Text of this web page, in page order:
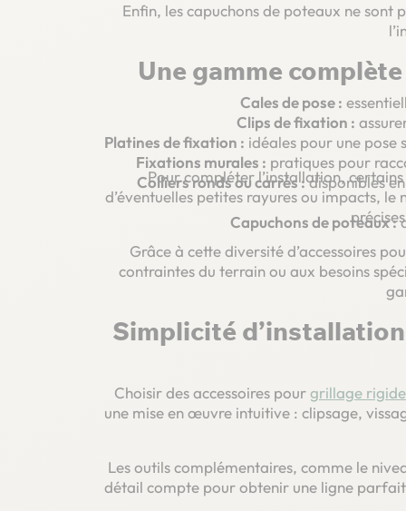
Enfin, les capuchons de poteaux ne
Une gamme
Cales de pose :
Clips de fixation :
Platines de fixation : idéales pour une pose
Fixations murales : pratiques pour
Colliers ronds ou carrés :disponibles
Capuchons de poteaux :
Pour compléter l’installation,
d’éventuelles petites rayures ou impacts,
Grâce à cette diversité d’accessoires
contraintes du terrain ou aux besoins
Simplicité
Choisir des accessoires pourgrillage rigide
une mise en œuvre intuitive : clipsage,
Les outils complémentaires, comme le
détail compte pour obtenir une ligne